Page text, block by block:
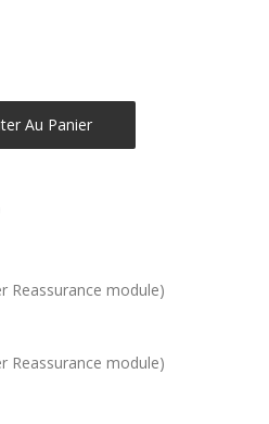
Au Panier
Reassurance module)
Reassurance module)